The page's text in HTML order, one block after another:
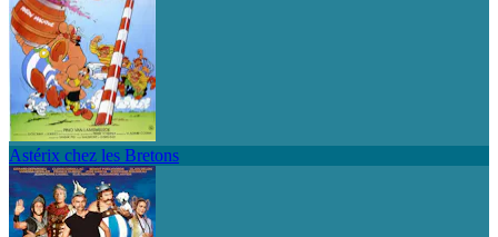
Astérix chez les Bretons